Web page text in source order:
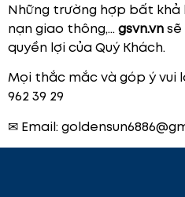
Những trường hợp bất
nạn giao thông,…gsvn.vn
quyền lợi của Quý Khách.
Mọi thắc mắc và góp ý vui
962 39 29
✉ Email: